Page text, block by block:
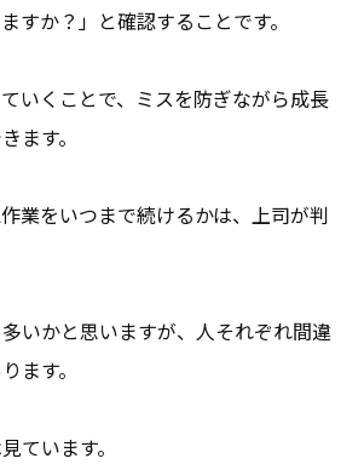
すか？」と確認することです。
いくことで、ミスを防ぎながら成長
ます。
業をいつまで続けるかは、上司が判
いかと思いますが、人それぞれ間違
ます。
ています。